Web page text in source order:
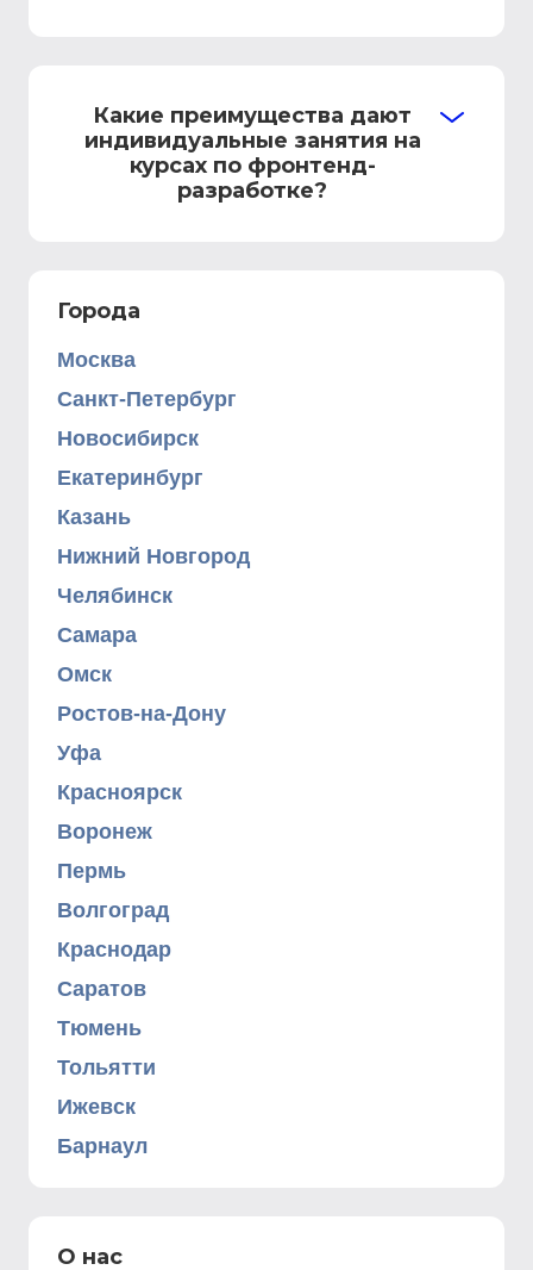
Какие преимущества дают
индивидуальные занятия на
курсах по фронтенд-
разработке?
Города
Москва
Санкт-Петербург
Новосибирск
Екатеринбург
Казань
Нижний Новгород
Челябинск
Самара
Омск
Ростов-на-Дону
Уфа
Красноярск
Воронеж
Пермь
Волгоград
Краснодар
Саратов
Тюмень
Тольятти
Ижевск
Барнаул
О нас